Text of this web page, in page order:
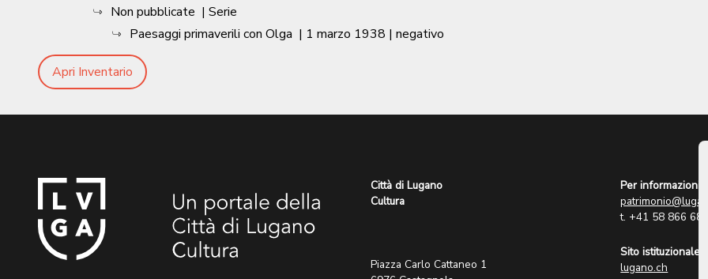
Non pubblicate | Serie
Paesaggi primaverili con Olga | 1 marzo 1938 | negativo
Apri Inventario
Città di Lugano
Cultura
Piazza Carlo Cattaneo 1
Per informazioni:
t. +41 58 866 68
Sito istituzionale:
lugano.ch